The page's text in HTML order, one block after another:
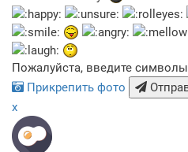
Пожалуйста, введите символы
Прикрепить фото
x